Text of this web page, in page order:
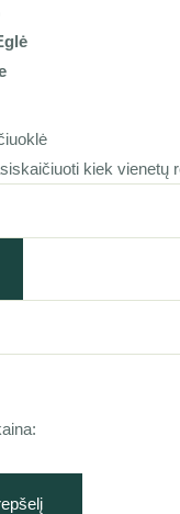
kiek vienetų